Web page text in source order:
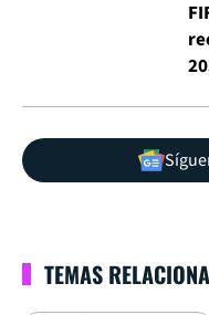
TEMAS